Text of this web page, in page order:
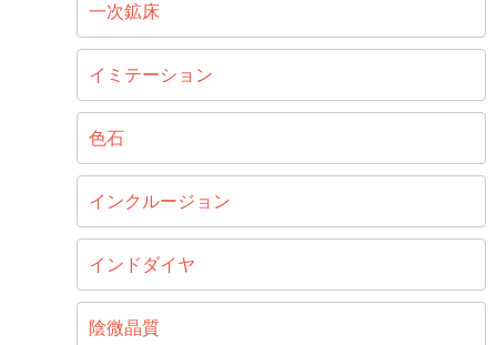
一次鉱床
イミテーション
色石
インクルージョン
インドダイヤ
陰微晶質